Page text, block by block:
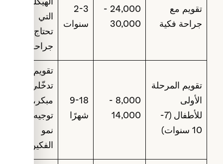
تقويم مع
جراحة فكية
24,000 -
30,000
2-3
سنوات
الهيكلية
التي
تحتاج
جراحة
تقويم المرحلة
الأولى
للأطفال (7-
10 سنوات)
8,000 -
14,000
9-18
شهرًا
تقويم
تدخّلي
مبكر،
توجيه
نمو
الفكين